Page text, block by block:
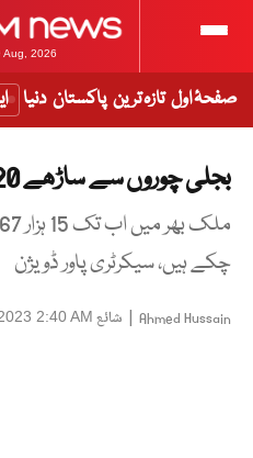
Aug, 2026
صفحۂ اول تازہ ترین پاکستان دنیا
بجلی چوروں سے ساڑھے 20 ارب روپے وصول
چکے ہیں، سیکرٹری پاور ڈویژن
Ahmed Hussain
| شائع 2:40 AM